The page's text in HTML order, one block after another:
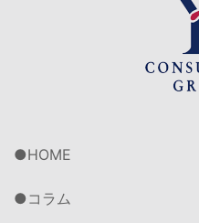
HOME
コラム